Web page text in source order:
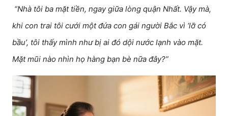
“Nhà tôi ba mặt tiền, ngay giữa lòng quận Nhất. Vậy mà,
khi con trai tôi cưới một đứa con gái người Bắc vì ‘lỡ có
bầu’, tôi thấy mình như bị ai đó dội nước lạnh vào mặt.
Mặt mũi nào nhìn họ hàng bạn bè nữa đây?”